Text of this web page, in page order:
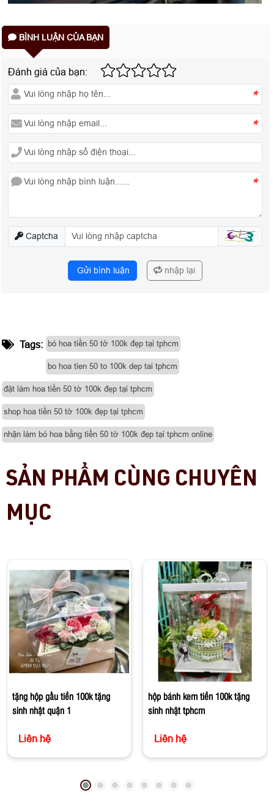
BÌNH LUẬN CỦA BẠN
Đánh giá của bạn:
*
*
*
Captcha
Gửi bình luận nhập lại
Tags: bó hoa tiền 50 tờ 100k đẹp tại tphcm
bo hoa tien 50 to 100k dep tai tphcm
đặt làm hoa tiền 50 tờ 100k đẹp tại tphcm
shop hoa tiền 50 tờ 100k đẹp tại tphcm
nhận làm bó hoa bằng tiền 50 tờ 100k đẹp tại tphcm online
SẢN PHẨM CÙNG CHUYÊN
MỤC
tặng hộp gấu tiền 100k tặng
sinh nhật quận 1
Liên hệ
hộp bánh kem tiền 100k tặng
sinh nhật tphcm
Liên hệ